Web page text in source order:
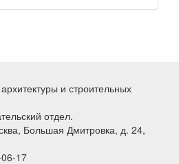
и строительных
отдел.
Большая Дмитровка, д. 24,
17